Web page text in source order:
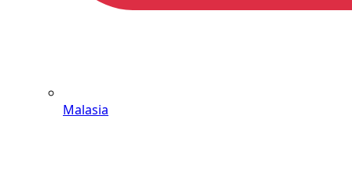
Malasia